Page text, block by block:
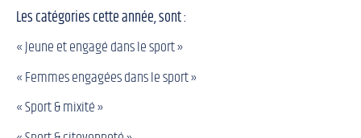
Les catégories cette année, sont :
« Jeune et engagé dans le sport »
« Femmes engagées dans le sport »
« Sport & mixité »